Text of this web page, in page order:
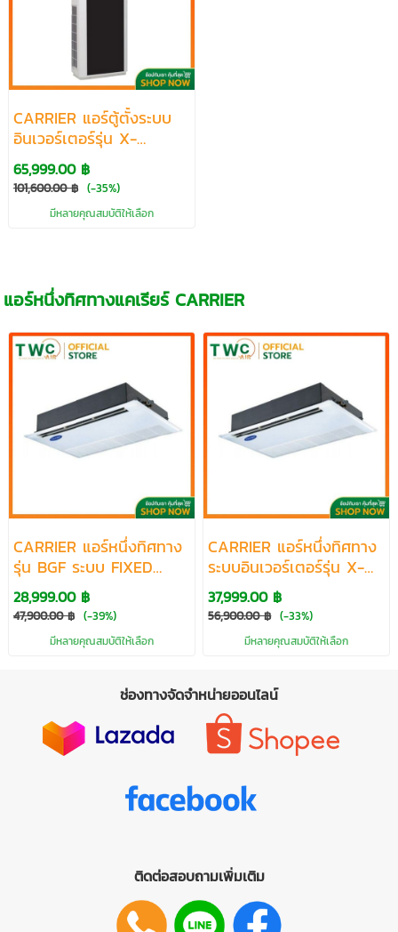
CARRIER แอร์ตู้ตั้งระบบ
อินเวอร์เตอร์รุ่น X-
POWER INVERTER R32
ขนาด 48000-60700
BTU
65,999.00 ฿
101,600.00 ฿ (-35%)
มีหลายคุณสมบัติให้เลือก
แอร์หนึ่งทิศทางแคเรียร์ CARRIER
CARRIER แอร์หนึ่งทิศทาง
รุ่น BGF ระบบ FIXED
SPEED ขนาด 13300-
40200 BTU
28,999.00 ฿
47,900.00 ฿ (-39%)
มีหลายคุณสมบัติให้เลือก
CARRIER แอร์หนึ่งทิศทาง
ระบบอินเวอร์เตอร์รุ่น X-
POWER INVERTER R32
ขนาด 13300-40200
BTU
37,999.00 ฿
56,900.00 ฿ (-33%)
มีหลายคุณสมบัติให้เลือก
ช่องทางจัดจำหน่ายออนไลน์
ติดต่อสอบถามเพิ่มเติม